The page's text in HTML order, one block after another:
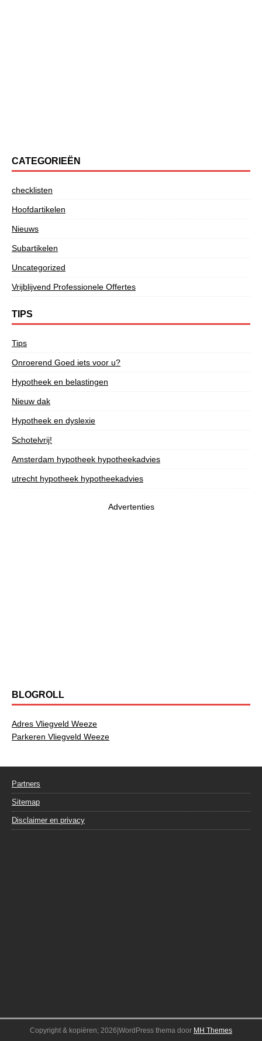
CATEGORIEËN
checklisten
Hoofdartikelen
Nieuws
Subartikelen
Uncategorized
Vrijblijvend Professionele Offertes
TIPS
Tips
Onroerend Goed iets voor u?
Hypotheek en belastingen
Nieuw dak
Hypotheek en dyslexie
Schotelvrij!
Amsterdam hypotheek hypotheekadvies
utrecht hypotheek hypotheekadvies
Advertenties
BLOGROLL
Adres Vliegveld Weeze
Parkeren Vliegveld Weeze
Partners
Sitemap
Disclaimer en privacy
Copyright & kopiëren; 2026|WordPress thema door MH Themes